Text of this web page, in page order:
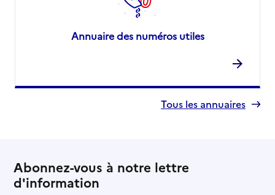
Annuaire des numéros utiles
Tous les annuaires
Abonnez-vous à notre lettre
d'information